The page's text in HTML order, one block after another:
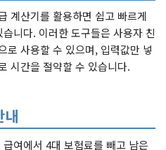
계산기를 활용하면 쉽고 빠르게
니다. 이러한 도구들은 사용자 친
로 사용할 수 있으며, 입력값만 넣
시간을 절약할 수 있습니다.
내
여에서 4대 보험료를 빼고 남은